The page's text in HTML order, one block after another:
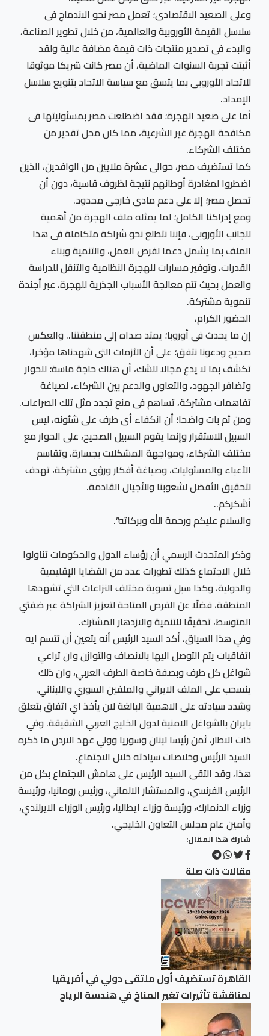
وعلى الصعيد الاقتصادى؛ تعمل مصر نحو الاندماج فى
سلاسل القيمة الأوروبية والعالمية، من خلال تطوير الصناعة،
والبدء فى تصدير منتجات ذات قيمة مضافة عالية ولقد
أثبتت تجربة السنوات الماضية، أن مصر كانت شريكا موثوقا
للاتحاد الأوروبى بما يتسق مع سياسة الاتحاد بتنويع سلاسل
الإمداد.
أما على صعيد الهجرة؛ فقد اضطلعت مصر بمسئوليتها فى
مكافحة الهجرة غير الشرعية، مما كان محل تقدير من
مختلف الشركاء.
كما تستضيف مصر، حوالى عشرة ملايين من الوافدين، الذين
اضطروا لمغادرة أوطانهم نتيجة لظروف قاسية، دون أن
تحصل مصر؛ إلا على دعم مادى خارجى محدود.
ومع إدراكنا الكامل؛ لما يمثله ملف الهجرة من أهمية
للجانب الأوروبى، فإننا نتطلع نحو شراكة متكاملة فى هذا
الملف بما يشمل دعما لفرص العمل، والتنمية وبناء
القدرات، وتوفير مسارات للهجرة النظامية والتنقل للدراسة
والعمل بحيث تتم معالجة الأسباب الجذرية للهجرة، عبر أجندة
تنموية مشتركة.
الحضور الكرام،
إن ما يحدث فى أوروبا؛ يمتد صداه إلى منطقتنا.. والعكس
صحيح ودعونا نتفق؛ على أن الأزمات التى شهدناها مؤخرا،
تكشف بما لا يدع مجالا للشك، أن هناك حاجة ماسة؛ للحوار
وتضافر الجهود، والتعاون والدعم بين الشركاء، لصياغة
تفاهمات مشتركة، تساهم فى منع تجدد مثل تلك الصراعات.
ومن ثم بات واضحا؛ أن انكفاء أى طرف على شئونه، ليس
السبيل للاستقرار وإنما يقوم السبيل الصحيح، على الحوار مع
مختلف الشركاء، ومواجهة المشكلات بجسارة، وتقاسم
الأعباء والمسئوليات، وصياغة أفكار ورؤى مشتركة، تهدف
لتحقيق الأفضل لشعوبنا وللأجيال القادمة.
أشكركم..
والسلام عليكم ورحمة الله وبركاته”.
وذكر المتحدث الرسمي أن رؤساء الدول والحكومات تناولوا
خلال الاجتماع كذلك تطورات عدد من القضايا الإقليمية
والدولية، وكذا سبل تسوية مختلف النزاعات التي تشهدها
المنطقة، فضلًا عن الفرص المتاحة لتعزيز الشراكة عبر ضفتي
المتوسط، تحقيقًا للتنمية والازدهار المشترك.
وفي هذا السياق، أكد السيد الرئيس أنه يتعين أن تتسم ايه
اتفاقيات يتم التوصل اليها بالانصاف والتوازن وان تراعي
شواغل كل طرف وبصفة خاصة الطرف العربي، وان ذلك
ينسحب على الملف الايراني والملفين السوري واللبناني.
وشدد سيادته على الاهمية البالغة لان يأخذ اي اتفاق بتعلق
بايران بالشواغل الامنية لدول الخليج العربي الشقيقة. وفي
ذات الاطار، ثمن رئيسا لبنان وسوريا وولي عهد الاردن ما ذكره
السيد الرئيس وخلاصات سيادته خلال الاجتماع.
هذا، وقد التقى السيد الرئيس على هامش الاجتماع بكل من
الرئيس الفرنسي، والمستشار الالماني، ورئيس رومانيا، ورئيسة
وزراء الدنمارك، ورئيسة وزراء ايطاليا، ورئيس الوزراء الايرلندي،
وأمين عام مجلس التعاون الخليجي.
شارك هذا المقال:
مقالات ذات صلة
القاهرة تستضيف أول ملتقى دولي في أفريقيا
لمناقشة تأثيرات تغير المناخ في هندسة الرياح